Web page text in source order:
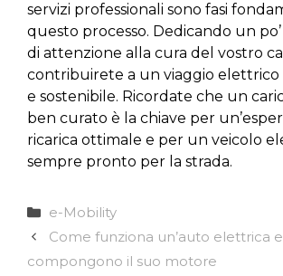
servizi professionali sono fasi
questo processo. Dedicando un
di attenzione alla cura del vostro
contribuirete a un viaggio elettrico
e sostenibile. Ricordate che un
ben curato è la chiave per
ricarica ottimale e per un veicolo
sempre pronto per la strada.
Categorie
e-Mobility
Come funziona un’auto elettrica
compongono il suo motore